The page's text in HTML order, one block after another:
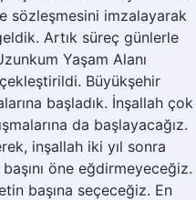
sözleşmesini imzalayarak
Artık süreç günlerle
Yaşam Alanı
Büyükşehir
başladık. İnşallah çok
da başlayacağız.
inşallah iki yıl sonra
öne eğdirmeyeceğiz.
başına seçeceğiz. En